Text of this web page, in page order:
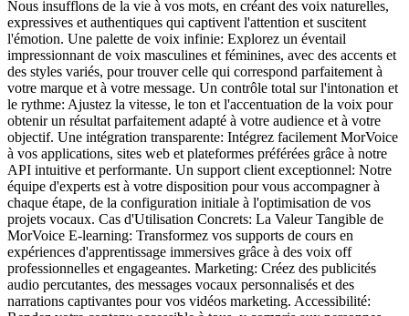
Nous insufflons de la vie à vos mots, en créant des voix naturelles,
expressives et authentiques qui captivent l'attention et suscitent
l'émotion. Une palette de voix infinie: Explorez un éventail
impressionnant de voix masculines et féminines, avec des accents et
des styles variés, pour trouver celle qui correspond parfaitement à
votre marque et à votre message. Un contrôle total sur l'intonation et
le rythme: Ajustez la vitesse, le ton et l'accentuation de la voix pour
obtenir un résultat parfaitement adapté à votre audience et à votre
objectif. Une intégration transparente: Intégrez facilement MorVoice
à vos applications, sites web et plateformes préférées grâce à notre
API intuitive et performante. Un support client exceptionnel: Notre
équipe d'experts est à votre disposition pour vous accompagner à
chaque étape, de la configuration initiale à l'optimisation de vos
projets vocaux. Cas d'Utilisation Concrets: La Valeur Tangible de
MorVoice E-learning: Transformez vos supports de cours en
expériences d'apprentissage immersives grâce à des voix off
professionnelles et engageantes. Marketing: Créez des publicités
audio percutantes, des messages vocaux personnalisés et des
narrations captivantes pour vos vidéos marketing. Accessibilité: